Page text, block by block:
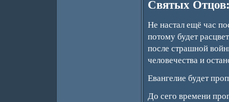
Святых
Не настал ещё час
потому будет
после страшной
человечества и
Евангелие будет
До сего времени